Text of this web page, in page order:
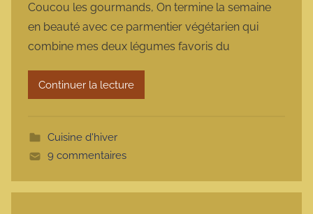
r
m
a
r
Coucou les gourmands, On termine la semaine
en beauté avec ce parmentier végétarien qui
combine mes deux légumes favoris du
Continuer la lecture
Cuisine d'hiver
9 commentaires